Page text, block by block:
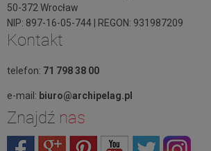
50-372 Wrocław
NIP: 897-16-05-744 | REGON: 931987209
Kontakt
telefon: 71 798 38 00
e-mail: biuro@archipelag.pl
Znajdź nas